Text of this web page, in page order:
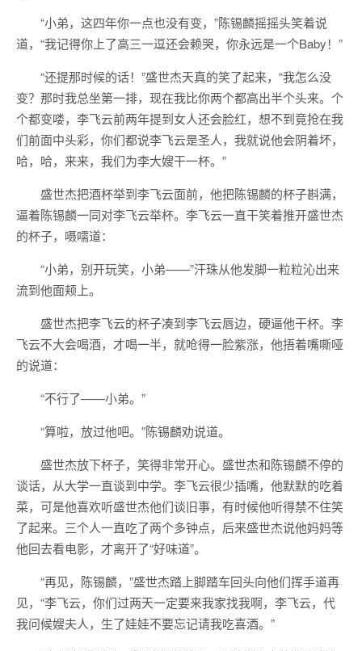
“小弟，这四年你一点也没有变，”陈锡麟摇摇头笑着说
道，“我记得你上了高三一逗还会赖哭，你永远是一个Baby！”
“还提那时候的话！”盛世杰天真的笑了起来，“我怎么没
变？那时我总坐第一排，现在我比你两个都高出半个头来。个
个都变喽，李飞云前两年提到女人还会脸红，想不到竟抢在我
们前面中头彩，你们都说李飞云是圣人，我就说他会阴着坏，
哈，哈，来来，我们为李大嫂干一杯。”
盛世杰把酒杯举到李飞云面前，他把陈锡麟的杯子斟满，
逼着陈锡麟一同对李飞云举杯。李飞云一直干笑着推开盛世杰
的杯子，嗫嚅道：
“小弟，别开玩笑，小弟——”汗珠从他发脚一粒粒沁出来
流到他面颊上。
盛世杰把李飞云的杯子凑到李飞云唇边，硬逼他干杯。李
飞云不大会喝酒，才喝一半，就呛得一脸紫涨，他捂着嘴嘶哑
的说道：
“不行了——小弟。”
“算啦，放过他吧。”陈锡麟劝说道。
盛世杰放下杯子，笑得非常开心。盛世杰和陈锡麟不停的
谈话，从大学一直谈到中学。李飞云很少插嘴，他默默的吃着
菜，可是他喜欢听盛世杰他们谈旧事，有时候他听得禁不住笑
了起来。三个人一直吃了两个多钟点，后来盛世杰说他妈妈等
他回去看电影，才离开了“好味道”。
“再见，陈锡麟，”盛世杰踏上脚踏车回头向他们挥手道再
见，“李飞云，你们过两天一定要来我家找我啊，李飞云，代
我问候嫂夫人，生了娃娃不要忘记请我吃喜酒。”